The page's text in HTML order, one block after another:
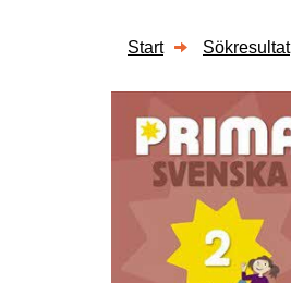
Start Sökresultat